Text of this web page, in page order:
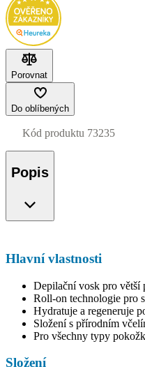
Porovnat
Do oblíbených
Kód produktu 73235
Popis
Hlavní vlastnosti
Depilační vosk pro větší
Roll-on technologie pro
Hydratuje a regeneruje
Složení s přírodním
Pro všechny typy
Složení